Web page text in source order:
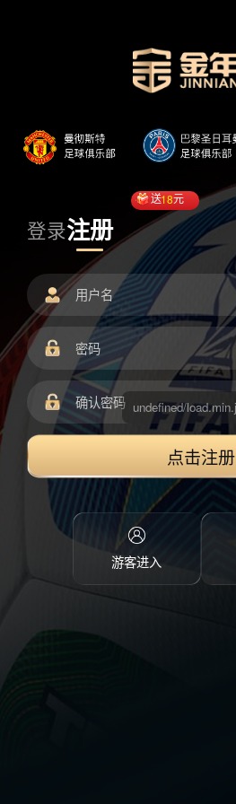
登录注册
送18元
点击注册
游客进入